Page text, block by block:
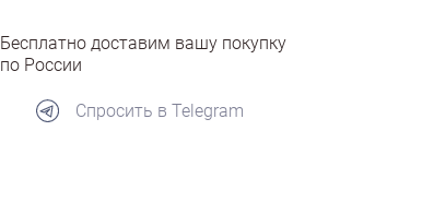
Бесплатно доставим вашу покупку
по России
Спросить в Telegram